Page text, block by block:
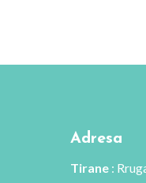
Adresa
Tirane :